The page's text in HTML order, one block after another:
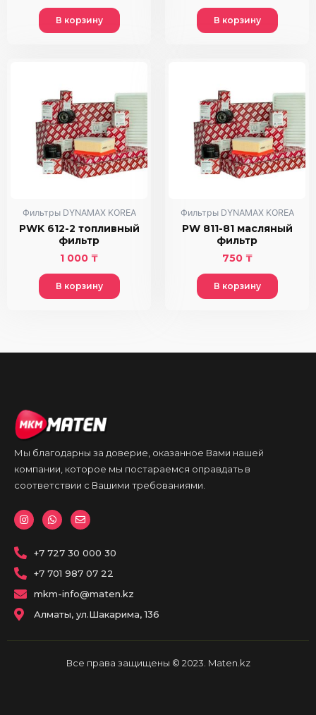
В корзину В корзину
Фильтры DYNAMAX KOREA
PWK 612-2 топливный
фильтр
1 000 ₸
В корзину
Фильтры DYNAMAX KOREA
PW 811-81 масляный
фильтр
750 ₸
В корзину
Мы благодарны за доверие, оказанное Вами нашей
компании, которое мы постараемся оправдать в
соответствии с Вашими требованиями.
I
n
s
a
g
r
a
m
W
h
a
s
p
E
n
v
p
+7 727 30 000 30
+7 701 987 07 22
mkm-info@maten.kz
Алматы, ул.Шакарима, 136
Все права защищены © 2023. Maten.kz